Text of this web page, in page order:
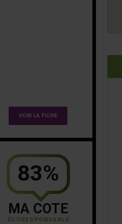
VOIR LA FICHE
83%
MA COTE
ÉCORESPONSABLE